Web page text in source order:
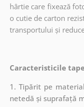
hârtie care fixează
o cutie de carton
transportului și
Caracteristicile
1. Tipărit pe
netedă și suprafață